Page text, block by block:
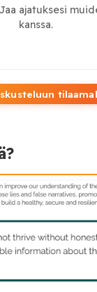
ajatuksesi
kanssa.